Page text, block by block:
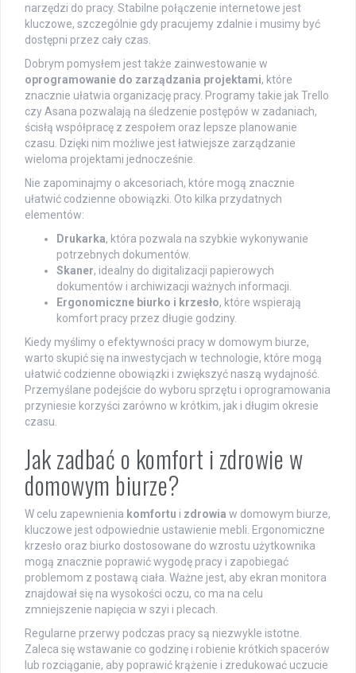
narzędzi do pracy. Stabilne połączenie internetowe jest
kluczowe, szczególnie gdy pracujemy zdalnie i musimy być
dostępni przez cały czas.
Dobrym pomysłem jest także zainwestowanie w
oprogramowanie do zarządzania projektami, które
znacznie ułatwia organizację pracy. Programy takie jak Trello
czy Asana pozwalają na śledzenie postępów w zadaniach,
ścisłą współpracę z zespołem oraz lepsze planowanie
czasu. Dzięki nim możliwe jest łatwiejsze zarządzanie
wieloma projektami jednocześnie.
Nie zapominajmy o akcesoriach, które mogą znacznie
ułatwić codzienne obowiązki. Oto kilka przydatnych
elementów:
Drukarka, która pozwala na szybkie wykonywanie
potrzebnych dokumentów.
Skaner, idealny do digitalizacji papierowych
dokumentów i archiwizacji ważnych informacji.
Ergonomiczne biurko i krzesło, które wspierają
komfort pracy przez długie godziny.
Kiedy myślimy o efektywności pracy w domowym biurze,
warto skupić się na inwestycjach w technologie, które mogą
ułatwić codzienne obowiązki i zwiększyć naszą wydajność.
Przemyślane podejście do wyboru sprzętu i oprogramowania
przyniesie korzyści zarówno w krótkim, jak i długim okresie
czasu.
Jak zadbać o komfort i zdrowie w
domowym biurze?
W celu zapewnienia komfortu i zdrowia w domowym biurze,
kluczowe jest odpowiednie ustawienie mebli. Ergonomiczne
krzesło oraz biurko dostosowane do wzrostu użytkownika
mogą znacznie poprawić wygodę pracy i zapobiegać
problemom z postawą ciała. Ważne jest, aby ekran monitora
znajdował się na wysokości oczu, co ma na celu
zmniejszenie napięcia w szyi i plecach.
Regularne przerwy podczas pracy są niezwykle istotne.
Zaleca się wstawanie co godzinę i robienie krótkich spacerów
lub rozciąganie, aby poprawić krążenie i zredukować uczucie